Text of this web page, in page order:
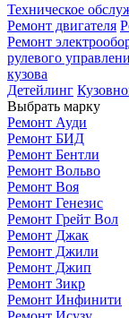
Техническое
Ремонт двигателя
Ремонт
рулевого
кузова
Детейлинг
Выбрать марку
Ремонт Ауди
Ремонт БИД
Ремонт Бентли
Ремонт Вольво
Ремонт Воя
Ремонт Генезис
Ремонт Грейт Вол
Ремонт Джак
Ремонт Джили
Ремонт Джип
Ремонт Зикр
Ремонт Инфинити